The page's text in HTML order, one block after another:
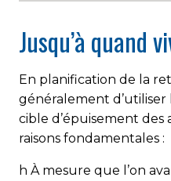
Jusqu’à quand
En planification de la
généralement d’utiliser
cible d’épuisement des
raisons fondamentales :
h À mesure que l’on